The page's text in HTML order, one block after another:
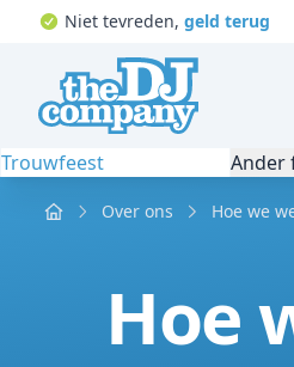
Niet tevreden, geld terug
Trouwfeest Ander
Home Over ons Hoe we
Hoe